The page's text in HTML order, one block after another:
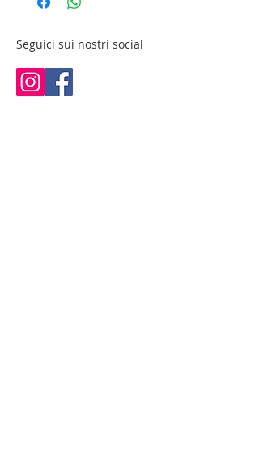
Altezza: 89,5 cm
Materiale: ABS e metallo
Fianchi in metallo
Porta phon in metallo.
Seguici sui nostri social